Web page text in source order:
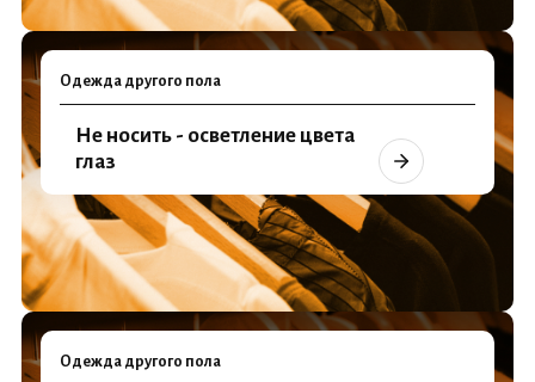
Одежда другого пола
Не носить - осветление цвета
глаз
Одежда другого пола